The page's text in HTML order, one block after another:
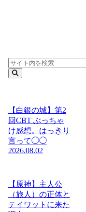
【白銀の城】第2
回CBT ぶっちゃ
け感想。はっきり
言って◯◯
2026.08.02
【原神】主人公
（旅人）の正体と
テイワットに来た